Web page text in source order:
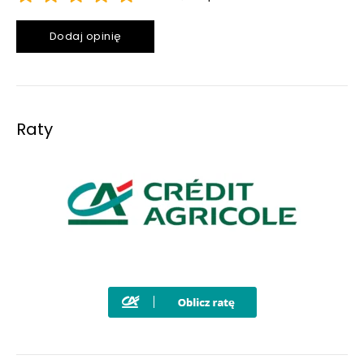
Dodaj opinię
Raty